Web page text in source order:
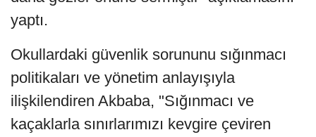
yaptı.
Okullardaki güvenlik sorununu sığınmacı
politikaları ve yönetim anlayışıyla
ilişkilendiren Akbaba, "Sığınmacı ve
kaçaklarla sınırlarımızı kevgire çeviren